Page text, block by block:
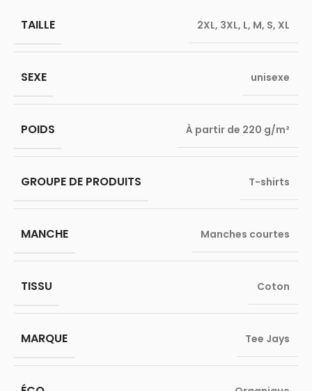
TAILLE 2XL, 3XL, L, M, S, XL
SEXE unisexe
POIDS À partir de 220 g/m²
GROUPE DE PRODUITS T-shirts
MANCHE Manches courtes
TISSU Coton
MARQUE Tee Jays